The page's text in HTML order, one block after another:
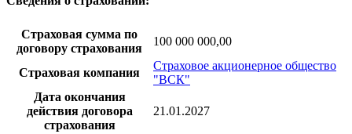
Страховая сумма по
договору страхования
100 000 000,00
Страховая компания
Страховое акционерное общество
"ВСК"
Дата окончания
действия договора
страхования
21.01.2027